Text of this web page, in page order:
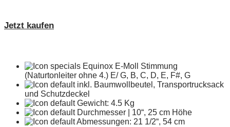
Jetzt kaufen
Equinox E-Moll Stimmung
(Naturtonleiter ohne 4.) E/ G, B, C, D, E, F#, G
inkl. Baumwollbeutel, Transportrucksack
und Schutzdeckel
Gewicht: 4.5 Kg
Durchmesser | 10“, 25 cm Höhe
Abmessungen: 21 1/2“, 54 cm